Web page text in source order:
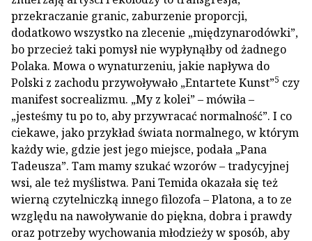
przekraczanie granic, zaburzenie proporcji,
dodatkowo wszystko na zlecenie „międzynarodówki”,
bo przecież taki pomysł nie wypłynąłby od żadnego
Polaka. Mowa o wynaturzeniu, jakie napływa do
Polski z zachodu przywoływało „Entartete Kunst”5 czy
manifest socrealizmu. „My z kolei” – mówiła –
„jesteśmy tu po to, aby przywracać normalność”. I co
ciekawe, jako przykład świata normalnego, w którym
każdy wie, gdzie jest jego miejsce, podała „Pana
Tadeusza”. Tam mamy szukać wzorów – tradycyjnej
wsi, ale też myślistwa. Pani Temida okazała się też
wierną czytelniczką innego filozofa – Platona, a to ze
względu na nawoływanie do piękna, dobra i prawdy
oraz potrzeby wychowania młodzieży w sposób, aby